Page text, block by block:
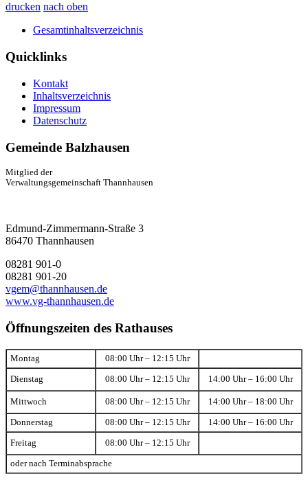
drucken nach oben
Gesamtinhaltsverzeichnis
Quicklinks
Kontakt
Inhaltsverzeichnis
Impressum
Datenschutz
Gemeinde Balzhausen
Mitglied der
Verwaltungsgemeinschaft Thannhausen
Edmund-Zimmermann-Straße 3
86470 Thannhausen
08281 901-0
08281 901-20
vgem@thannhausen.de
www.vg-thannhausen.de
Öffnungszeiten des Rathauses
Montag 08:00 Uhr – 12:15 Uhr
Dienstag 08:00 Uhr – 12:15 Uhr 14:00 Uhr – 16:00 Uhr
Mittwoch 08:00 Uhr – 12:15 Uhr 14:00 Uhr – 18:00 Uhr
Donnerstag 08:00 Uhr – 12:15 Uhr 14:00 Uhr – 16:00 Uhr
Freitag 08:00 Uhr – 12:15 Uhr
oder nach Terminabsprache